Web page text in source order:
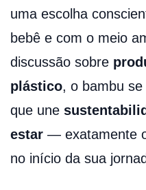
uma escolha
bebê e com o meio
discussão sobre
plástico, o bambu
que une
estar — exatamente
no início da sua